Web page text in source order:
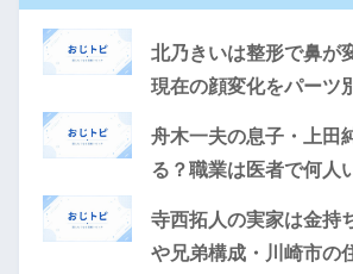
北乃きいは整形で鼻が
現在の顔変化をパーツ
舟木一夫の息子・上田
る？職業は医者で何人
寺西拓人の実家は金持
や兄弟構成・川崎市の